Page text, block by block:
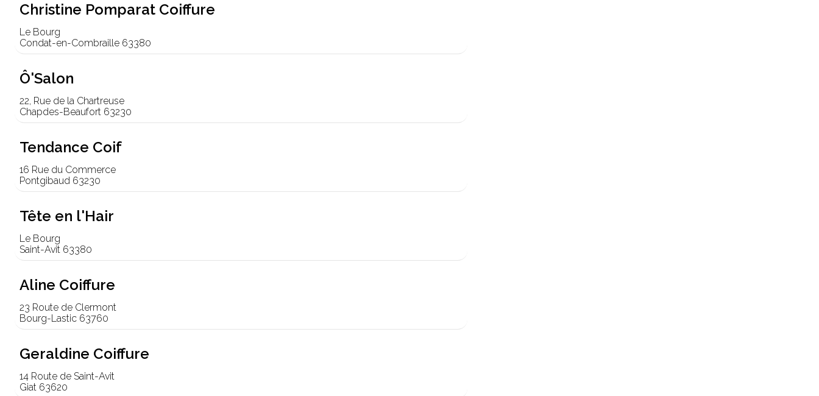
Christine Pomparat Coiffure
Le Bourg
Condat-en-Combraille 63380
Ô'Salon
22, Rue de la Chartreuse
Chapdes-Beaufort 63230
Tendance Coif
16 Rue du Commerce
Pontgibaud 63230
Tête en l'Hair
Le Bourg
Saint-Avit 63380
Aline Coiffure
23 Route de Clermont
Bourg-Lastic 63760
Geraldine Coiffure
14 Route de Saint-Avit
Giat 63620